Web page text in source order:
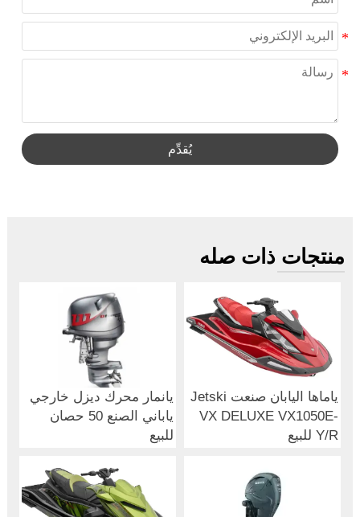
يُقدِّم
منتجات ذات صله
يانمار محرك ديزل خارجي
ياباني الصنع 50 حصان
للبيع
ياماها اليابان صنعت Jetski
VX DELUXE VX1050E-
Y/R للبيع